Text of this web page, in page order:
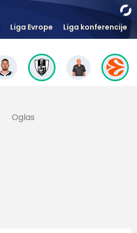
Liga Evrope Liga konferencije